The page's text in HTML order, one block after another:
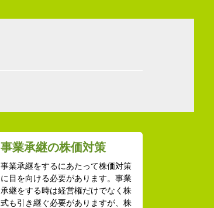
事業承継の株価対策
事業承継をするにあたって株価対策
に目を向ける必要があります。事業
承継をする時は経営権だけでなく株
式も引き継ぐ必要がありますが、株